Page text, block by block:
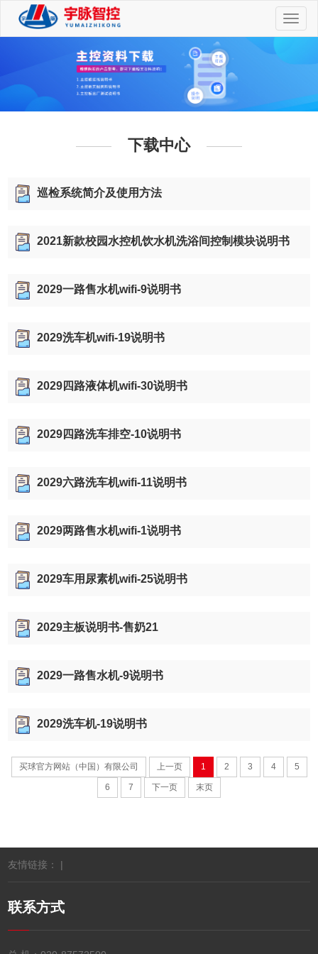
切
换
航
下载中心
巡检系统简介及使用方法
2021新款校园水控机饮水机洗浴间控制模块说明书
2029一路售水机wifi-9说明书
2029洗车机wifi-19说明书
2029四路液体机wifi-30说明书
2029四路洗车排空-10说明书
2029六路洗车机wifi-11说明书
2029两路售水机wifi-1说明书
2029车用尿素机wifi-25说明书
2029主板说明书-售奶21
2029一路售水机-9说明书
2029洗车机-19说明书
买球官方网站（中国）有限公司 上一页 1 2 3 4 5
6 7 下一页 末页
友情链接： |
联系方式